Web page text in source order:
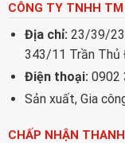
CÔNG TY TNHH
Địa chỉ: 23/39/23
343/11 Trần Thủ
Điện thoại: 0902
Sản xuất, Gia
CHẤP NHẬN